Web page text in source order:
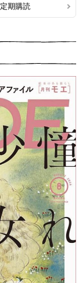
定期購読